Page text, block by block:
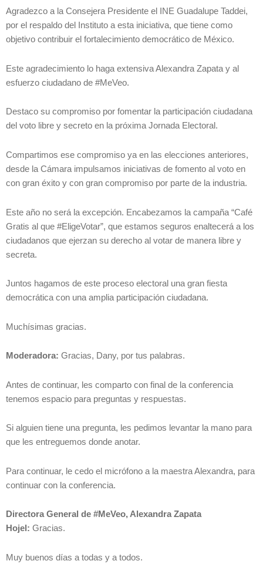
Agradezco a la Consejera Presidente el INE Guadalupe Taddei,
por el respaldo del Instituto a esta iniciativa, que tiene como
objetivo contribuir el fortalecimiento democrático de México.
Este agradecimiento lo haga extensiva Alexandra Zapata y al
esfuerzo ciudadano de #MeVeo.
Destaco su compromiso por fomentar la participación ciudadana
del voto libre y secreto en la próxima Jornada Electoral.
Compartimos ese compromiso ya en las elecciones anteriores,
desde la Cámara impulsamos iniciativas de fomento al voto en
con gran éxito y con gran compromiso por parte de la industria.
Este año no será la excepción. Encabezamos la campaña “Café
Gratis al que #EligeVotar”, que estamos seguros enaltecerá a los
ciudadanos que ejerzan su derecho al votar de manera libre y
secreta.
Juntos hagamos de este proceso electoral una gran fiesta
democrática con una amplia participación ciudadana.
Muchísimas gracias.
Moderadora: Gracias, Dany, por tus palabras.
Antes de continuar, les comparto con final de la conferencia
tenemos espacio para preguntas y respuestas.
Si alguien tiene una pregunta, les pedimos levantar la mano para
que les entreguemos donde anotar.
Para continuar, le cedo el micrófono a la maestra Alexandra, para
continuar con la conferencia.
Directora General de #MeVeo, Alexandra Zapata
Hojel: Gracias.
Muy buenos días a todas y a todos.